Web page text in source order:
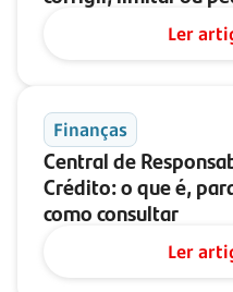
Ler
Finanças
Central de
Crédito: o que é,
como consultar
Ler